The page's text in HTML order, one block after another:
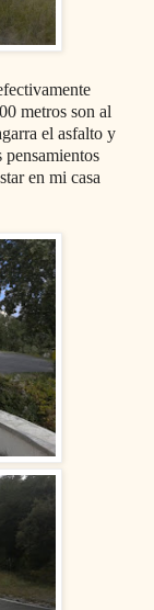
metros son al
el asfalto y
pensamientos
en mi casa